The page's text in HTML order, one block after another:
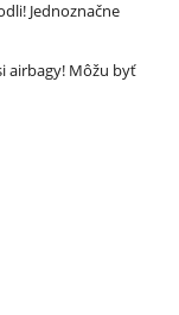
Jednoznačne
airbagy! Môžu byť